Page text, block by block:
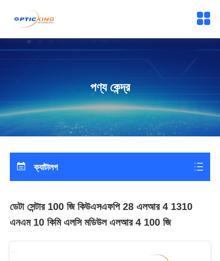
পণ্য কেন্দ্র
ক্যাটালগ
ডেটা সেন্টার 100 জি কিউএসএফপি 28 এলআর 4 1310
এনএম 10 কিমি এলসি মডিউল এলআর 4 100 জি